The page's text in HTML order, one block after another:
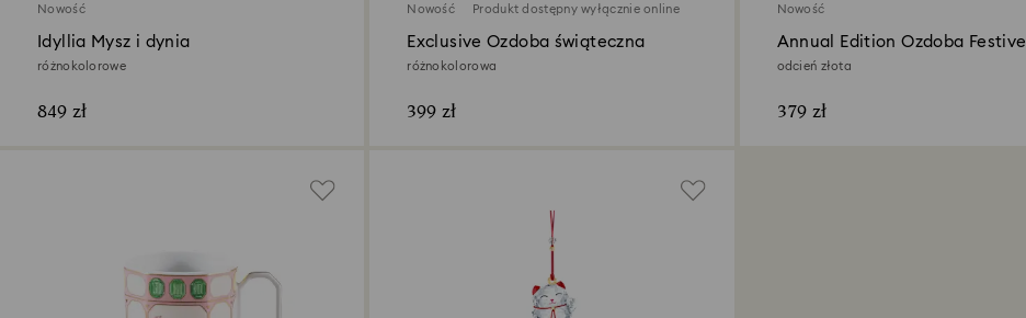
Nowość
Idyllia Mysz i dynia
różnokolorowe
849 zł
Nowość Produkt dostępny wyłącznie online
Exclusive Ozdoba świąteczna
różnokolorowa
399 zł
Nowość
Annual Edition Ozdoba Festive
2026
odcień złota
379 zł